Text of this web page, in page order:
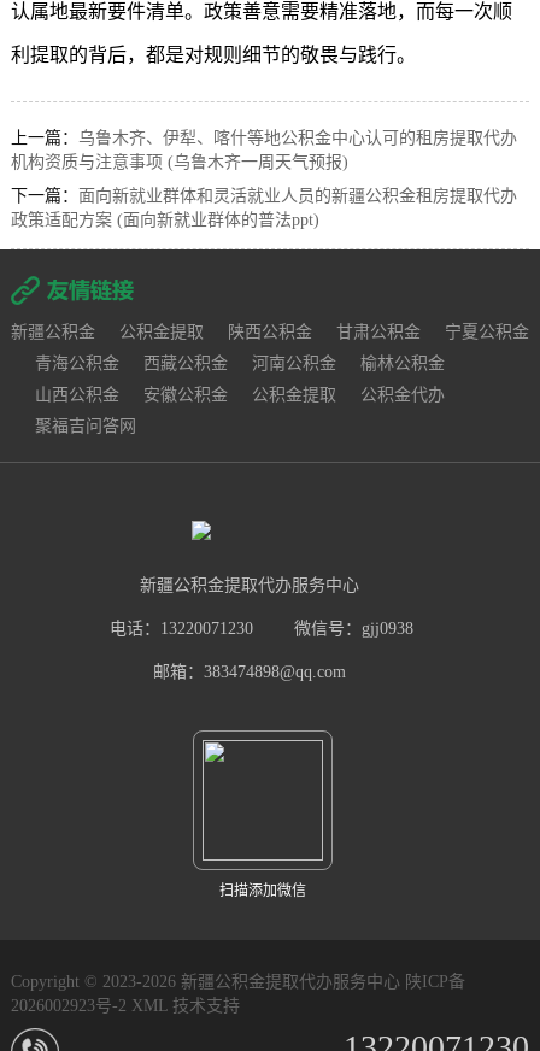
认属地最新要件清单。政策善意需要精准落地，而每一次顺
利提取的背后，都是对规则细节的敬畏与践行。
上一篇： 乌鲁木齐、伊犁、喀什等地公积金中心认可的租房提取代办
机构资质与注意事项 (乌鲁木齐一周天气预报)
下一篇： 面向新就业群体和灵活就业人员的新疆公积金租房提取代办
政策适配方案 (面向新就业群体的普法ppt)
新疆公积金 公积金提取 陕西公积金 甘肃公积金
宁夏公积金
青海公积金
西藏公积金 河南公积金
榆林公积金
山西公积金
安徽公积金 公积金提取
公积金代办
聚福吉问答网
新疆公积金提取代办服务中心
电话：13220071230 微信号：gjj0938
邮箱：383474898@qq.com
扫描添加微信
Copyright © 2023-2026 新疆公积金提取代办服务中心 陕ICP备
2026002923号-2 XML 技术支持